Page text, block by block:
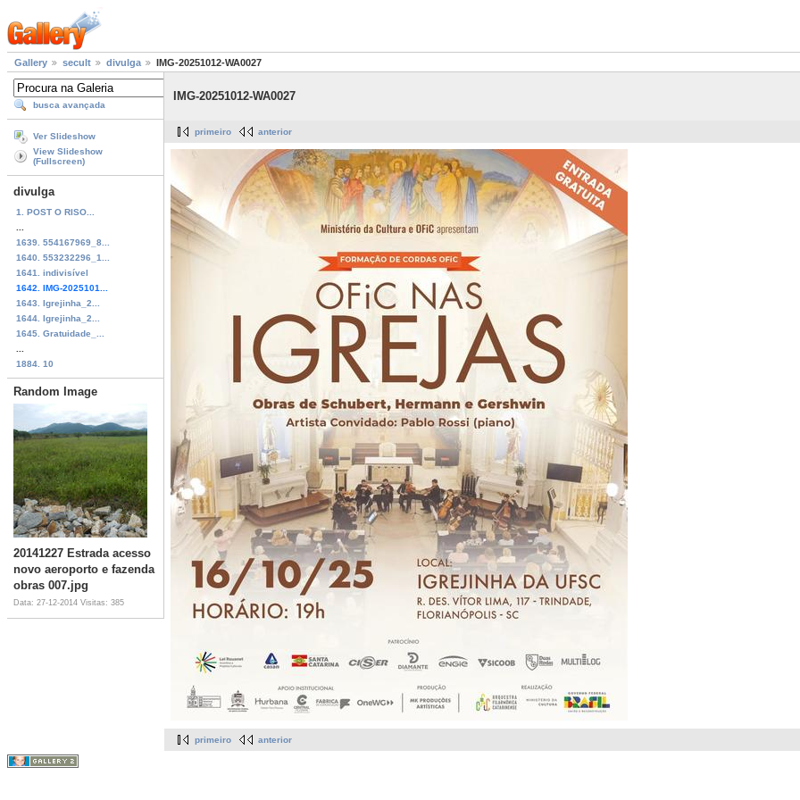
Gallery secult divulga IMG-20251012-WA0027
busca avançada
Ver Slideshow
View Slideshow
(Fullscreen)
divulga
1. POST O RISO...
1639. 554167969_8...
1640. 553232296_1...
1641. indivisível
1642. IMG-2025101...
1643. Igrejinha_2...
1644. Igrejinha_2...
1645. Gratuidade_...
1884. 10
Random Image
20141227 Estrada acesso
novo aeroporto e fazenda
obras 007.jpg
Data: 27-12-2014 Visitas: 385
IMG-20251012-WA0027
primeiro anterior
primeiro anterior